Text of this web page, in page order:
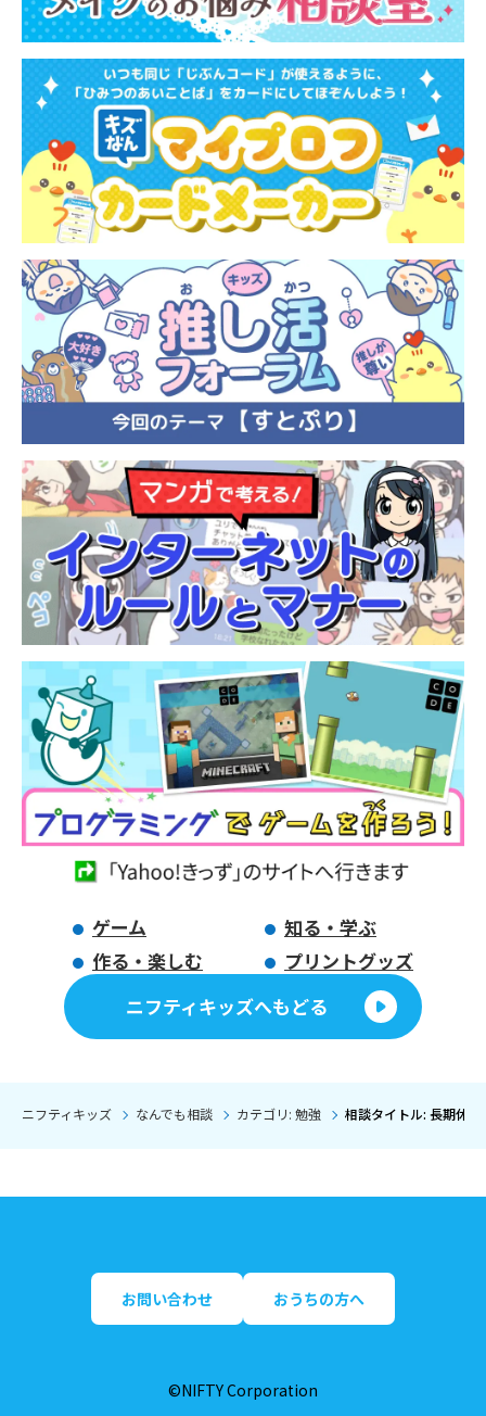
ゲーム
知る・学ぶ
作る・楽しむ
プリントグッズ
ニフティキッズへもどる
ニフティキッズ なんでも相談 カテゴリ: 勉強 相談タイトル: 長期休
お問い合わせ おうちの方へ
©NIFTY Corporation